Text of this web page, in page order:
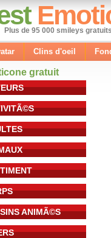
Plus de 95 000 smileys
Clins d'oeil
gratuit
ANIMÃ©S